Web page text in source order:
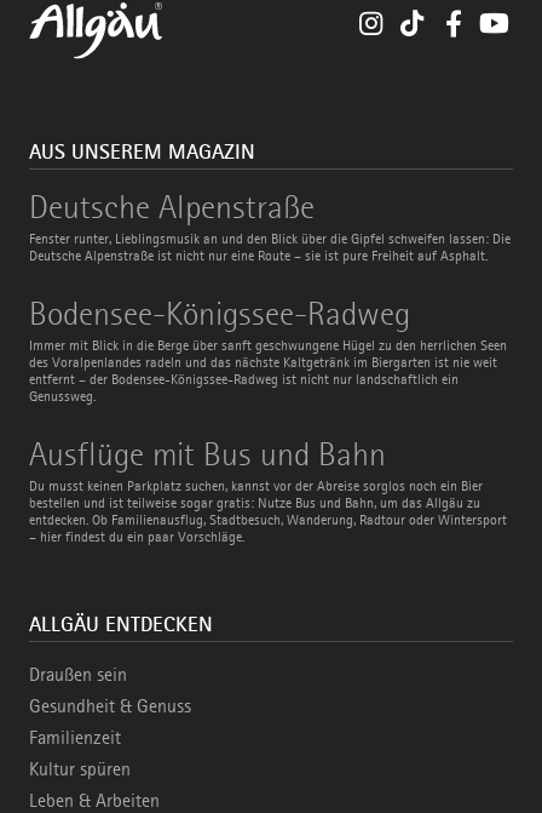
InstagramTikTok
AUS UNSEREM MAGAZIN
Deutsche Alpenstraße
Fenster runter, Lieblingsmusik an und den Blick über die Gipfel schweifen lassen: Die
Deutsche Alpenstraße ist nicht nur eine Route – sie ist pure Freiheit auf Asphalt.
Deutsche
Alpenstraße
Bodensee-Königssee-Radweg
Immer mit Blick in die Berge über sanft geschwungene Hügel zu den herrlichen Seen
des Voralpenlandes radeln und das nächste Kaltgetränk im Biergarten ist nie weit
entfernt – der Bodensee-Königssee-Radweg ist nicht nur landschaftlich ein
Genussweg.
Bodensee-
Königssee-
Radweg
Ausflüge mit Bus und Bahn
Du musst keinen Parkplatz suchen, kannst vor der Abreise sorglos noch ein Bier
bestellen und ist teilweise sogar gratis: Nutze Bus und Bahn, um das Allgäu zu
entdecken. Ob Familienausflug, Stadtbesuch, Wanderung, Radtour oder Wintersport
– hier findest du ein paar Vorschläge.
Ausflüge
mit
Bus
und
Bahn
ALLGÄU ENTDECKEN
Draußen sein
Gesundheit & Genuss
Familienzeit
Kultur spüren
Leben & Arbeiten